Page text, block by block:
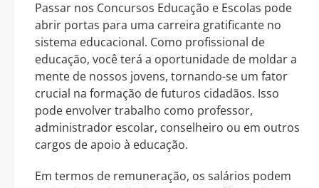
Passar nos Concursos Educação e Escolas pode
abrir portas para uma carreira gratificante no
sistema educacional. Como profissional de
educação, você terá a oportunidade de moldar a
mente de nossos jovens, tornando-se um fator
crucial na formação de futuros cidadãos. Isso
pode envolver trabalho como professor,
administrador escolar, conselheiro ou em outros
cargos de apoio à educação.
Em termos de remuneração, os salários podem